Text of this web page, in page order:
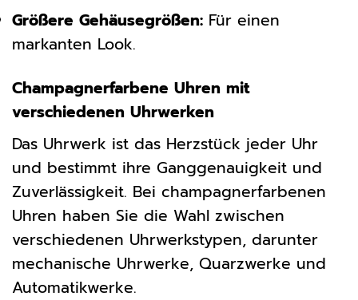
Größere Gehäusegrößen: Für einen
markanten Look.
Champagnerfarbene Uhren mit
verschiedenen Uhrwerken
Das Uhrwerk ist das Herzstück jeder Uhr
und bestimmt ihre Ganggenauigkeit und
Zuverlässigkeit. Bei champagnerfarbenen
Uhren haben Sie die Wahl zwischen
verschiedenen Uhrwerkstypen, darunter
mechanische Uhrwerke, Quarzwerke und
Automatikwerke.